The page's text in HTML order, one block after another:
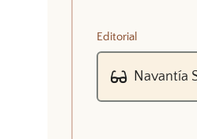
Editorial